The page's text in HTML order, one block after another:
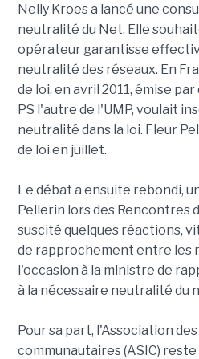
Nelly Kroes a lancé une
neutralité du Net. Elle
opérateur garantisse
neutralité des réseaux. En
de loi, en avril 2011, émise
PS l'autre de l'UMP, voulait
neutralité dans la loi. Fleur
de loi en juillet.
Le débat a ensuite rebondi,
Pellerin lors des Rencontres
suscité quelques réactions,
de rapprochement entre les
l'occasion à la ministre de
à la nécessaire neutralité du
Pour sa part, l'Association
communautaires (ASIC)